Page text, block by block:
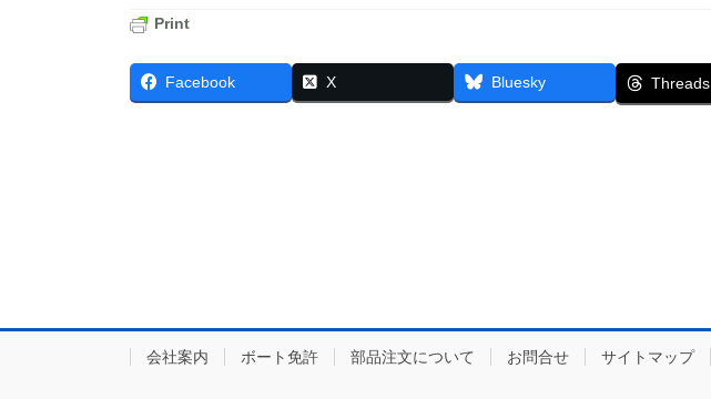
Print
Facebook X Bluesky Threads
会社案内 ボート免許 部品注文について お問合せ サイトマップ